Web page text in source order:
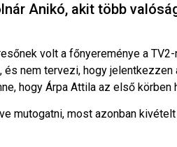
Anikó, akit több
volt a főnyereménye a
nem tervezi, hogy jelentkezzen
hogy Árpa Attila az első körben
mutogatni, most azonban